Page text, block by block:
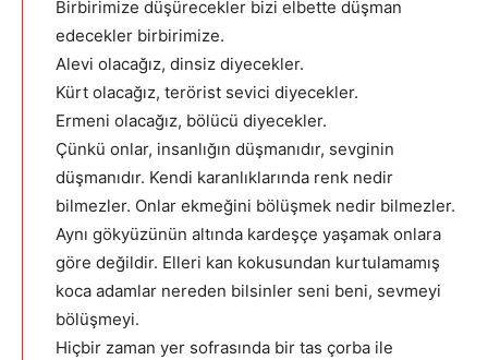
Birbirimize düşürecekler bizi elbette düşman
edecekler birbirimize.
Alevi olacağız, dinsiz diyecekler.
Kürt olacağız, terörist sevici diyecekler.
Ermeni olacağız, bölücü diyecekler.
Çünkü onlar, insanlığın düşmanıdır, sevginin
düşmanıdır. Kendi karanlıklarında renk nedir
bilmezler. Onlar ekmeğini bölüşmek nedir bilmezler.
Aynı gökyüzünün altında kardeşçe yaşamak onlara
göre değildir. Elleri kan kokusundan kurtulamamış
koca adamlar nereden bilsinler seni beni, sevmeyi
bölüşmeyi.
Hiçbir zaman yer sofrasında bir tas çorba ile